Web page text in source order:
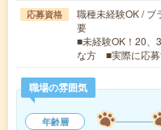
応募資格
職種未経験OK / ブ
要
■未経験OK！20、
な方 ■実際に応
職場の雰囲気
年齢層